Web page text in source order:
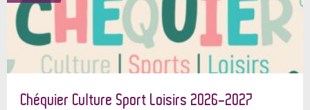
Chéquier Culture Sport Loisirs 2026-2027